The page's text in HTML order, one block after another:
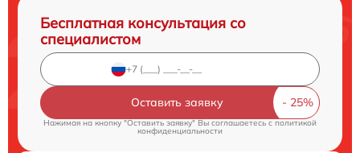
Бесплатная консультация со
специалистом
Оставить заявку
Нажимая на кнопку "Оставить заявку" Вы соглашаетесь cполитикой
конфиденциальности